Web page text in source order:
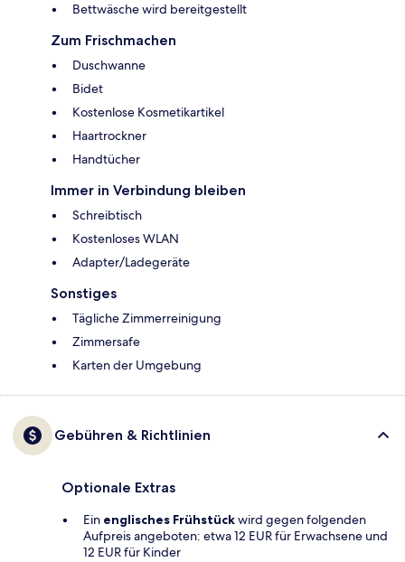
Bettwäsche wird bereitgestellt
Zum Frischmachen
Duschwanne
Bidet
Kostenlose Kosmetikartikel
Haartrockner
Handtücher
Immer in Verbindung bleiben
Schreibtisch
Kostenloses WLAN
Adapter/Ladegeräte
Sonstiges
Tägliche Zimmerreinigung
Zimmersafe
Karten der Umgebung
Gebühren & Richtlinien
Optionale Extras
Ein englisches Frühstückwird gegen folgenden
Aufpreis angeboten: etwa 12 EUR für Erwachsene und
12 EUR für Kinder